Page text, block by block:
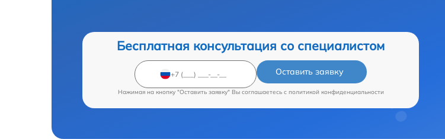
Бесплатная консультация со специалистом
Оставить заявку
Нажимая на кнопку "Оставить заявку" Вы соглашаетесь c политикой конфиденциальности